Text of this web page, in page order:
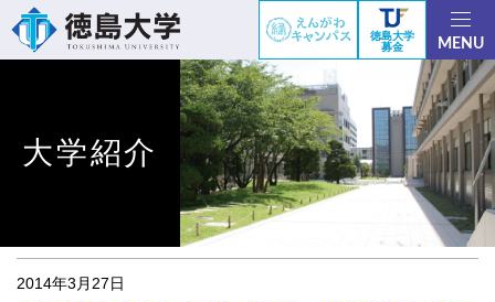
徳島大学
募金
MENU
大学紹介
2014年3月27日